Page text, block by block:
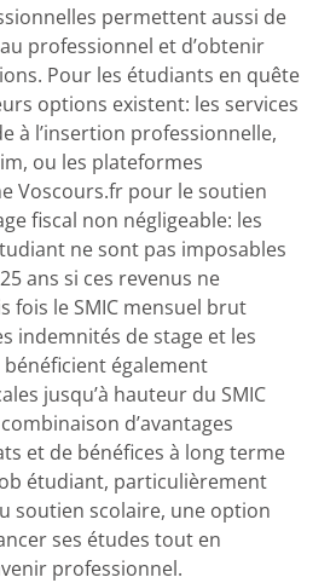
permettent aussi de
professionnel et d’obtenir
Pour les étudiants en quête
options existent: les services
à l’insertion professionnelle,
ou les plateformes
Voscours.fr pour le soutien
fiscal non négligeable: les
ne sont pas imposables
ans si ces revenus ne
fois le SMIC mensuel brut
indemnités de stage et les
bénéficient également
jusqu’à hauteur du SMIC
d’avantages
et de bénéfices à long terme
étudiant, particulièrement
soutien scolaire, une option
ses études tout en
professionnel.